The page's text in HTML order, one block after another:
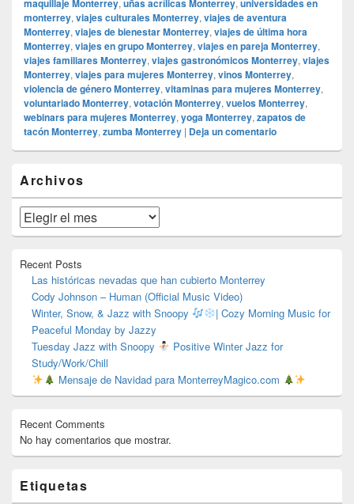
maquillaje Monterrey, uñas acrílicas Monterrey, universidades en
monterrey, viajes culturales Monterrey, viajes de aventura
Monterrey, viajes de bienestar Monterrey, viajes de última hora
Monterrey, viajes en grupo Monterrey, viajes en pareja Monterrey,
viajes familiares Monterrey, viajes gastronómicos Monterrey, viajes
Monterrey, viajes para mujeres Monterrey, vinos Monterrey,
violencia de género Monterrey, vitaminas para mujeres Monterrey,
voluntariado Monterrey, votación Monterrey, vuelos Monterrey,
webinars para mujeres Monterrey, yoga Monterrey, zapatos de
tacón Monterrey, zumba Monterrey | Deja un comentario
área
de
widget
barra
lateral
Archivos
Archivos
Recent Posts
Las históricas nevadas que han cubierto Monterrey
Cody Johnson – Human (Official Music Video)
Winter, Snow, & Jazz with Snoopy
| Cozy Morning Music for
Peaceful Monday by Jazzy
Tuesday Jazz with Snoopy
Positive Winter Jazz for
Study/Work/Chill
Mensaje de Navidad para MonterreyMagico.com
Recent Comments
No hay comentarios que mostrar.
Etiquetas